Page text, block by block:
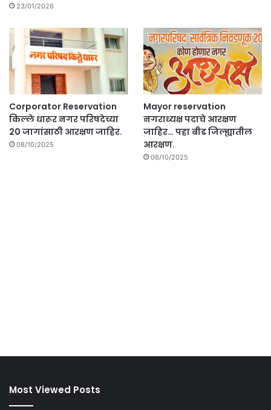
23/01/2026
Corporator Reservation
किल्ले धारूर नगर परिषदेच्या
20 जागांसाठी आरक्षण जाहिर.
08/10/2025
Mayor reservation
नगराध्यक्ष पदाचे आरक्षण
जाहिर… पहा बीड जिल्ह्यातील
आरक्षण.
06/10/2025
Most Viewed Posts